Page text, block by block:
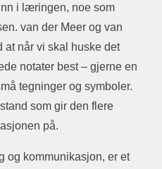
i læringen, noe som
van der Meer og van
når vi skal huske det
notater best – gjerne en
tegninger og symboler.
som gir den flere
på.
og kommunikasjon, er et